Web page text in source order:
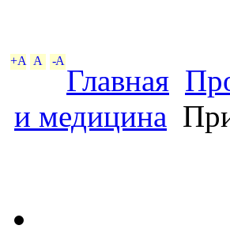
+A A -A
Главная
и медицина